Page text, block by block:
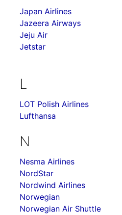
Japan Airlines
Jazeera Airways
Jeju Air
Jetstar
L
LOT Polish Airlines
Lufthansa
N
Nesma Airlines
NordStar
Nordwind Airlines
Norwegian
Norwegian Air Shuttle